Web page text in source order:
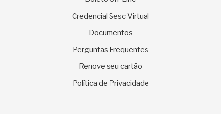
Credencial Sesc Virtual
Documentos
Perguntas Frequentes
Renove seu cartão
Política de Privacidade